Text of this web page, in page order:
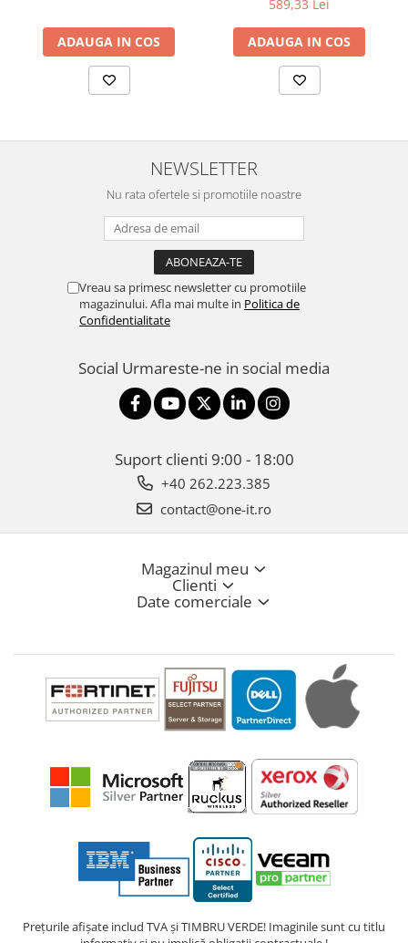
ADAUGA IN COS
securitate business
589,33 Lei
ADAUGA IN COS
NEWSLETTER
Nu rata ofertele si promotiile noastre
Vreau sa primesc newsletter cu promotiile
magazinului. Afla mai multe in Politica de
Confidentialitate
Social Urmareste-ne in social media
Suport clienti 9:00 - 18:00
+40 262.223.385
contact@one-it.ro
Magazinul meu
Clienti
Date comerciale
Prețurile afișate includ TVA și TIMBRU VERDE! Imaginile sunt cu titlu